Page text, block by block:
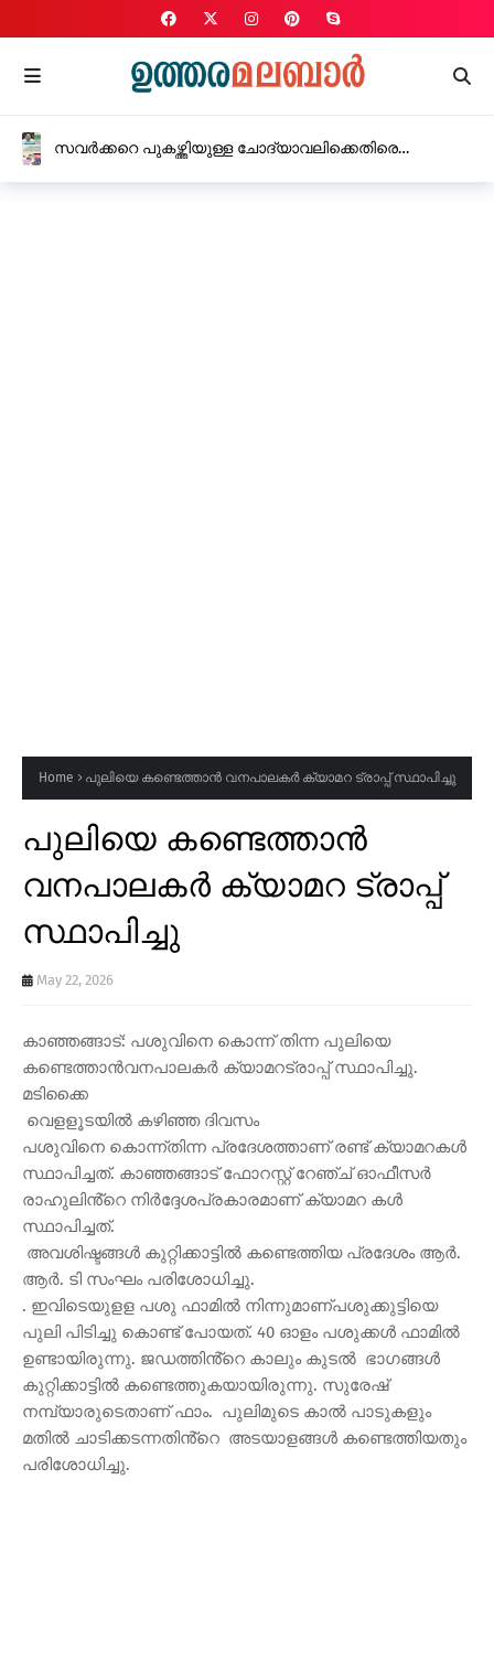
സവർക്കറെ പുകഴ്ത്തിയുള്ള ചോദ്യാവലിക്കെതിരെ
വിദ്യാഭ്യാസ മന്ത്രി
Home പുലിയെ കണ്ടെത്താൻ വനപാലകർ ക്യാമറ ട്രാപ്പ് സ്ഥാപിച്ചു
പുലിയെ കണ്ടെത്താൻ
വനപാലകർ ക്യാമറ ട്രാപ്പ്
സ്ഥാപിച്ചു
May 22, 2026
കാഞ്ഞങ്ങാട്: പശുവിനെ കൊന്ന് തിന്ന പുലിയെ
കണ്ടെത്താൻവനപാലകർ ക്യാമറട്രാപ്പ് സ്ഥാപിച്ചു.
മടിക്കൈ
വെളളൂടയിൽ കഴിഞ്ഞ ദിവസം
പശുവിനെ കൊന്ന്തിന്ന പ്രദേശത്താണ് രണ്ട് ക്യാമറകൾ
സ്ഥാപിച്ചത്. കാഞ്ഞങ്ങാട് ഫോറസ്റ്റ് റേഞ്ച് ഓഫീസർ
രാഹുലിൻ്റെ നിർദ്ദേശപ്രകാരമാണ് ക്യാമറ കൾ
സ്ഥാപിച്ചത്.
അവശിഷ്ടങ്ങൾ കുറ്റിക്കാട്ടിൽ കണ്ടെത്തിയ പ്രദേശം ആർ.
ആർ. ടി സംഘം പരിശോധിച്ചു.
. ഇവിടെയുളള പശു ഫാമിൽ നിന്നുമാണ്പശുക്കുട്ടിയെ
പുലി പിടിച്ചു കൊണ്ട് പോയത്. 40 ഓളം പശുക്കൾ ഫാമിൽ
ഉണ്ടായിരുന്നു. ജഡത്തിൻ്റെ കാലും കുടൽ ഭാഗങ്ങൾ
കുറ്റിക്കാട്ടിൽ കണ്ടെത്തുകയായിരുന്നു. സുരേഷ്
നമ്പ്യാരുടെതാണ് ഫാം. പുലിമുടെ കാൽ പാടുകളും
മതിൽ ചാടിക്കടന്നതിൻ്റെ അടയാളങ്ങൾ കണ്ടെത്തിയതും
പരിശോധിച്ചു.